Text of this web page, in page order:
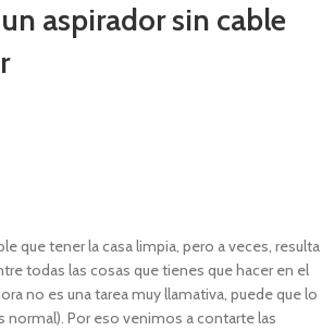
aspirador sin cable
que tener la casa limpia, pero a veces, resulta
todas las cosas que tienes que hacer en el
no es una tarea muy llamativa, puede que lo
normal). Por eso venimos a contarte las